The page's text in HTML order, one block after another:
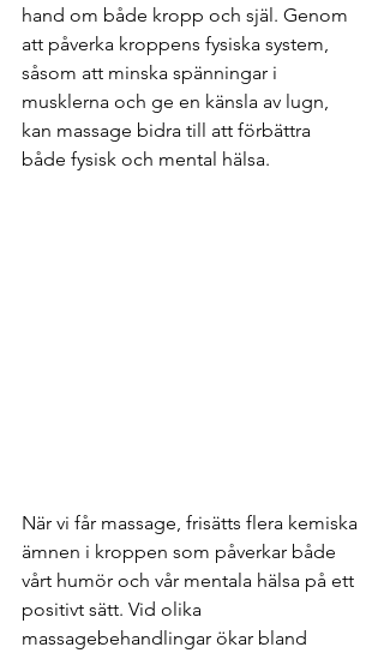
hand om både kropp och själ. Genom
att påverka kroppens fysiska system,
såsom att minska spänningar i
musklerna och ge en känsla av lugn,
kan massage bidra till att förbättra
både fysisk och mental hälsa.
När vi får massage, frisätts flera kemiska
ämnen i kroppen som påverkar både
vårt humör och vår mentala hälsa på ett
positivt sätt. Vid olika
massagebehandlingar ökar bland